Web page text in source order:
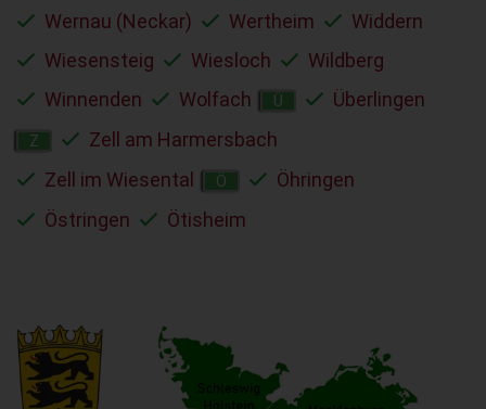
Wernau (Neckar)
Wertheim
Widdern
Wiesensteig
Wiesloch
Wildberg
Winnenden
Wolfach Ü Überlingen
Z
Zell am Harmersbach
Zell im Wiesental
Ö
Öhringen
Östringen
Ötisheim